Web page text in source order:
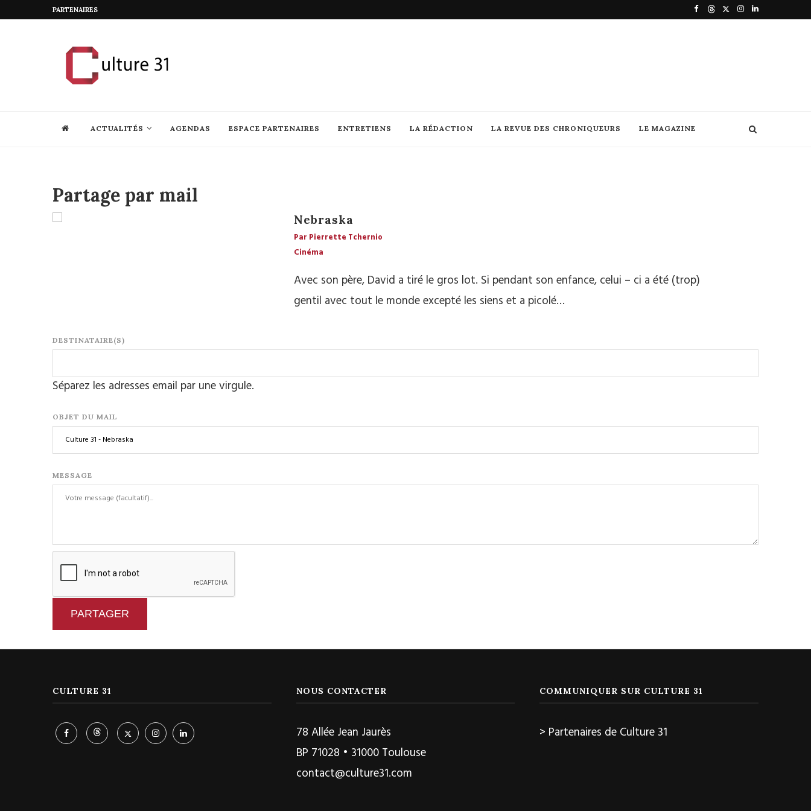
PARTENAIRES
ACTUALITÉS AGENDAS ESPACE PARTENAIRES ENTRETIENS LA RÉDACTION LA REVUE DES CHRONIQUEURS LE MAGAZINE
Partage par mail
Nebraska
Par Pierrette Tchernio
Cinéma
Avec son père, David a tiré le gros lot. Si pendant son enfance, celui – ci a été (trop)
gentil avec tout le monde excepté les siens et a picolé…
DESTINATAIRE(S)
Séparez les adresses email par une virgule.
OBJET DU MAIL
MESSAGE
PARTAGER
CULTURE 31 NOUS CONTACTER
78 Allée Jean Jaurès
BP 71028 • 31000 Toulouse
contact@culture31.com
COMMUNIQUER SUR CULTURE 31
> Partenaires de Culture 31